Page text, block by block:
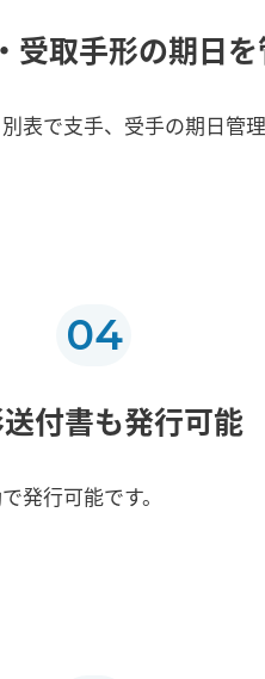
受取手形の期日を
表で支手、受手の期日管
04
付書も発行可能
発行可能です。